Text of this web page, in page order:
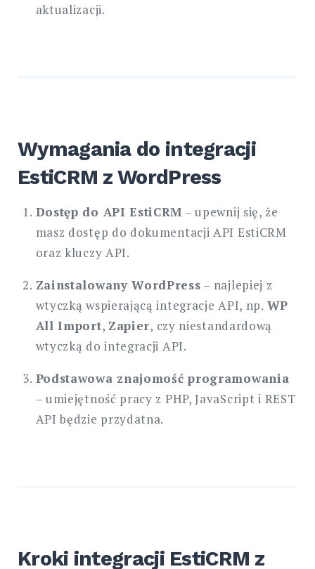
aktualizacji.
Wymagania do integracji
EstiCRM z WordPress
Dostęp do API EstiCRM – upewnij się, że
masz dostęp do dokumentacji API EstiCRM
oraz kluczy API.
Zainstalowany WordPress – najlepiej z
wtyczką wspierającą integracje API, np. WP
All Import, Zapier, czy niestandardową
wtyczką do integracji API.
Podstawowa znajomość programowania
– umiejętność pracy z PHP, JavaScript i REST
API będzie przydatna.
Kroki integracji EstiCRM z